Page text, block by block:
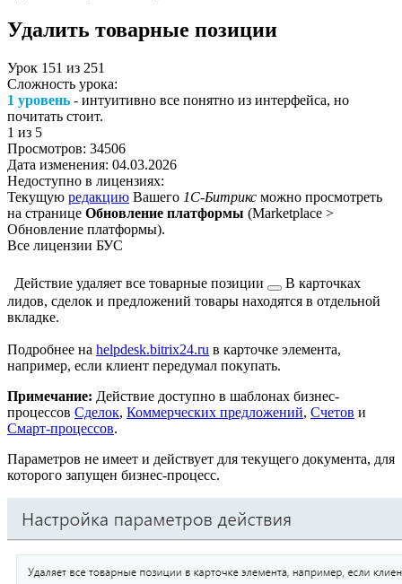
Удалить товарные позиции
Урок 151 из 251
Сложность урока:
1 уровень - интуитивно все понятно из интерфейса, но
почитать стоит.
1 из 5
Просмотров: 34506
Дата изменения: 04.03.2026
Недоступно в лицензиях:
Текущую редакцию Вашего 1С-Битрикс можно просмотреть
на странице Обновление платформы (Marketplace >
Обновление платформы).
Все лицензии БУС
Действие удаляет все товарные позиции
В карточках
лидов, сделок и предложений товары находятся в отдельной
вкладке.
Подробнее на helpdesk.bitrix24.ru в карточке элемента,
например, если клиент передумал покупать.
Примечание: Действие доступно в шаблонах бизнес-
процессов Сделок, Коммерческих предложений, Счетов и
Смарт-процессов.
Параметров не имеет и действует для текущего документа, для
которого запущен бизнес-процесс.